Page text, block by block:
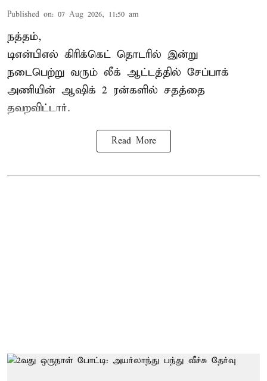
Published on: 07 Aug 2026, 11:50 am
நத்தம்,
டிஎன்பிஎல் கிரிக்கெட் தொடரில் இன்று
நடைபெற்று வரும் லீக் ஆட்டத்தில் சேப்பாக்
அணியின் ஆஷிக் 2 ரன்களில் சதத்தை
தவறவிட்டார்.
Read More